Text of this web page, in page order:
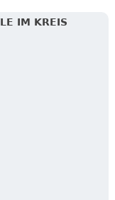
IM KREIS